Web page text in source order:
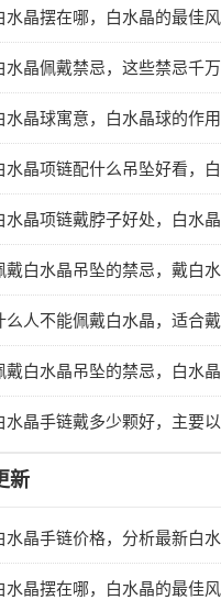
手链行情
水晶摆在哪，白水晶的最佳风
摆放位置
水晶佩戴禁忌，这些禁忌千万
要犯
水晶球寓意，白水晶球的作用
效
水晶项链配什么吊坠好看，白
晶搭配的禁忌
水晶项链戴脖子好处，白水晶
链的作用
戴白水晶吊坠的禁忌，戴白水
的诸多禁忌
么人不能佩戴白水晶，适合戴
水晶的人群
戴白水晶吊坠的禁忌，白水晶
禁忌
水晶手链戴多少颗好，主要以
一佩戴为宜
新
水晶手链价格，分析最新白水
手链行情
水晶摆在哪，白水晶的最佳风